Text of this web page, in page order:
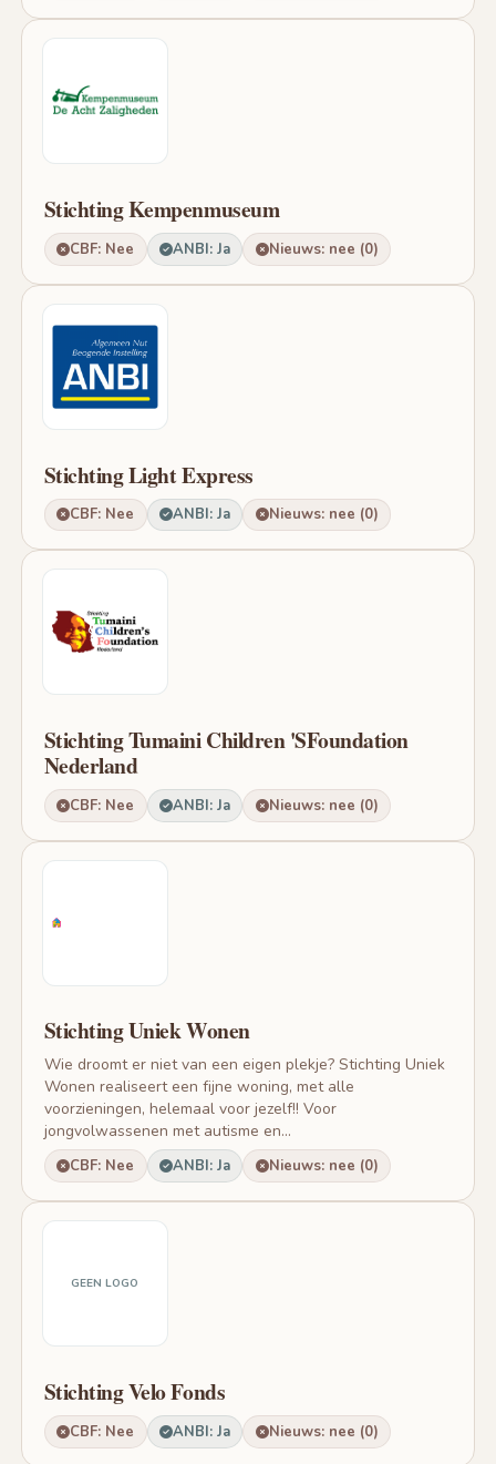
Stichting Kempenmuseum
CBF: Nee ANBI: Ja Nieuws: nee (0)
Stichting Light Express
CBF: Nee ANBI: Ja Nieuws: nee (0)
Stichting Tumaini Children 'SFoundation
Nederland
CBF: Nee ANBI: Ja Nieuws: nee (0)
Stichting Uniek Wonen
Wie droomt er niet van een eigen plekje? Stichting Uniek
Wonen realiseert een fijne woning, met alle
voorzieningen, helemaal voor jezelf!! Voor
jongvolwassenen met autisme en...
CBF: Nee ANBI: Ja Nieuws: nee (0)
GEEN LOGO
Stichting Velo Fonds
CBF: Nee ANBI: Ja Nieuws: nee (0)